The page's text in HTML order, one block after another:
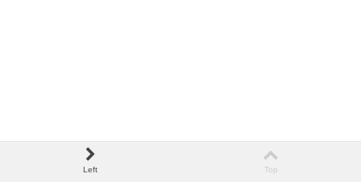
Left Top